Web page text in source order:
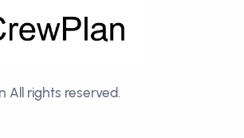
All rights reserved.